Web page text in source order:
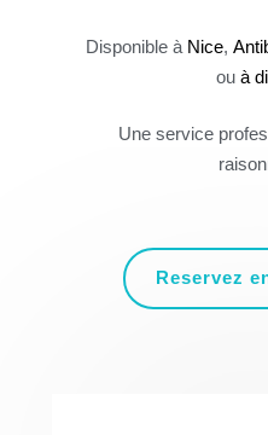
Disponible à Nice,
ou à
Une service
Reservez